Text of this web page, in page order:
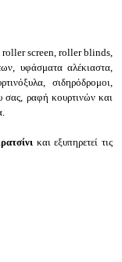
roller screen, roller blinds,
υφάσματα αλέκιαστα,
σιδηρόδρομοι,
σας, ραφή κουρτινών και
και εξυπηρετεί τις